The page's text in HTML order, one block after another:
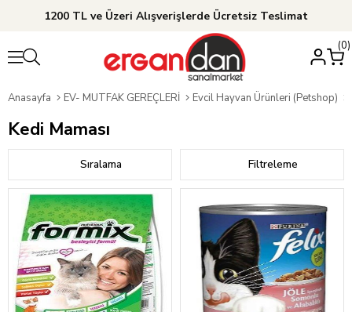
1200 TL ve Üzeri Alışverişlerde Ücretsiz Teslimat
0
Anasayfa EV- MUTFAK GEREÇLERİ Evcil Hayvan Ürünleri (Petshop)
Kedi Maması
Filtreleme
Sıralama